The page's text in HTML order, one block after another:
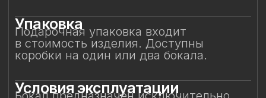
Защита от повреждений
Избегайте контакта бокала с острыми,
жёсткими и абразивными предметами
(например, металлическими губками,
скребками, лезвиями или кромками
других бокалов) во избежание сколов
складывать бокалы горизонтально друг
на друга.